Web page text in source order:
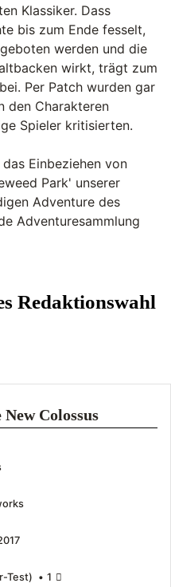
Klassiker. Dass
bis zum Ende fesselt,
werden und die
wirkt, trägt zum
Per Patch wurden gar
den Charakteren
Spieler kritisierten.
Einbeziehen von
Park' unserer
Adventure des
Adventuresammlung
Redaktionswahl
Colossus
Test) • 1